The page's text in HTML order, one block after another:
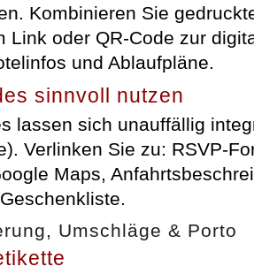
Kombinieren Sie
Link oder QR-Code zur
und Ablaufpläne.
sinnvoll nutzen
lassen sich unauffällig
Verlinken Sie zu: RSVP-
Maps,
Umschläge & Porto